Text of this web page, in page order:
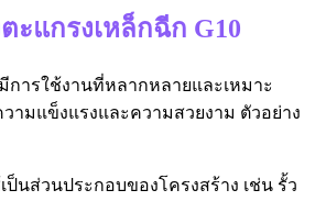
ะแกรงเหล็กฉีก G10
การใช้งานที่หลากหลายและเหมาะ
ามแข็งแรงและความสวยงาม ตัวอย่าง
ป็นส่วนประกอบของโครงสร้าง เช่น รั้ว